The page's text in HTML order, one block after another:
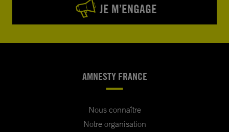
JE M’ENGAGE
AMNESTY FRANCE
Nous connaître
Notre organisation